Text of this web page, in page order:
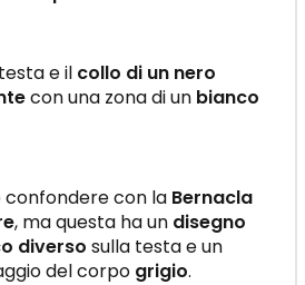
e il collo di un nero
con una zona di un bianco
confondere con la Bernacla
, ma questa ha un disegno
diverso sulla testa e un
del corpo grigio.